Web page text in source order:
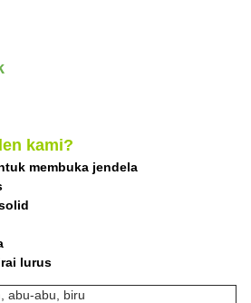
kami?
membuka jendela
lurus
abu-abu, biru